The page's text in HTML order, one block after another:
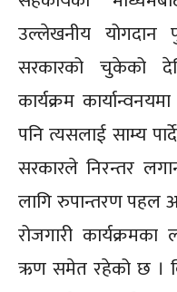
उल्लेखनीय योगदान
सरकारको चुकेको
कार्यक्रम
पनि त्यसलाई साम्य
सरकारले निरन्तर
लागि रुपान्तरण पहल
रोजगारी
ऋण समेत रहेको छ ।